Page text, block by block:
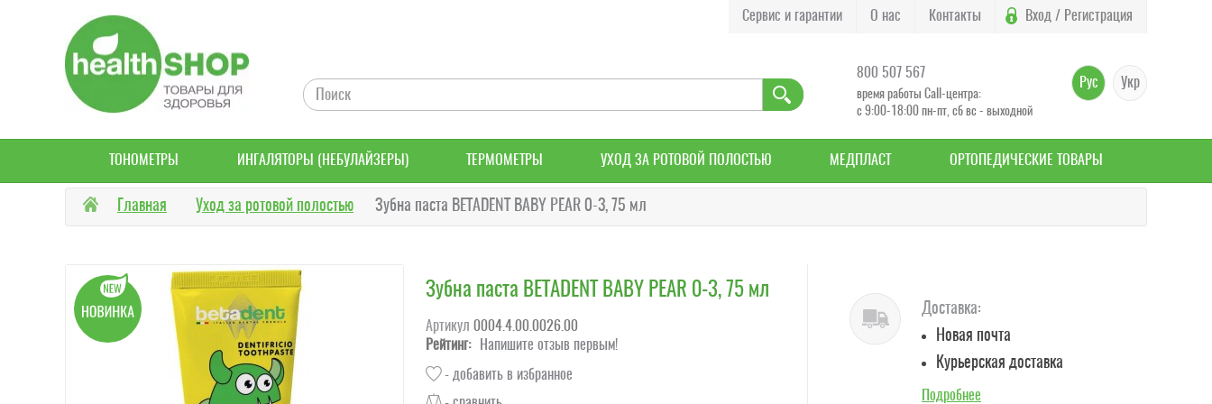
Вход / Регистрация
Сервис и гарантии О нас Контакты
Рус Укр
800 507 567
время работы Call-центра:
с 9:00-18:00 пн-пт, сб вс - выходной
ТОНОМЕТРЫ ИНГАЛЯТОРЫ (НЕБУЛАЙЗЕРЫ) ТЕРМОМЕТРЫ УХОД ЗА РОТОВОЙ ПОЛОСТЬЮ МЕДПЛАСТ ОРТОПЕДИЧЕСКИЕ ТОВАРЫ
Главная Уход за ротовой полостью Зубна паста BETADENT BABY PEAR 0-3, 75 мл
Зубна паста BETADENT BABY PEAR 0-3, 75 мл
Артикул 0004.4.00.0026.00
Рейтинг:
Напишите отзыв первым!
- добавить в избранное
Доставка:
Новая почта
Курьерская доставка
Подробнее